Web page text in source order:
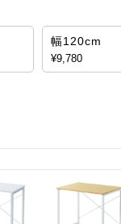
幅120cm
¥9,780